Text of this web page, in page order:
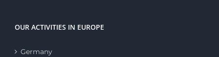
OUR ACTIVITIES IN EUROPE
Germany